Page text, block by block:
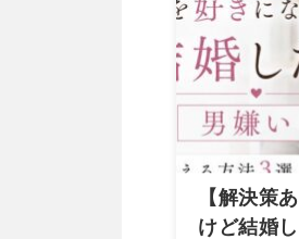
【解決策
けど結婚